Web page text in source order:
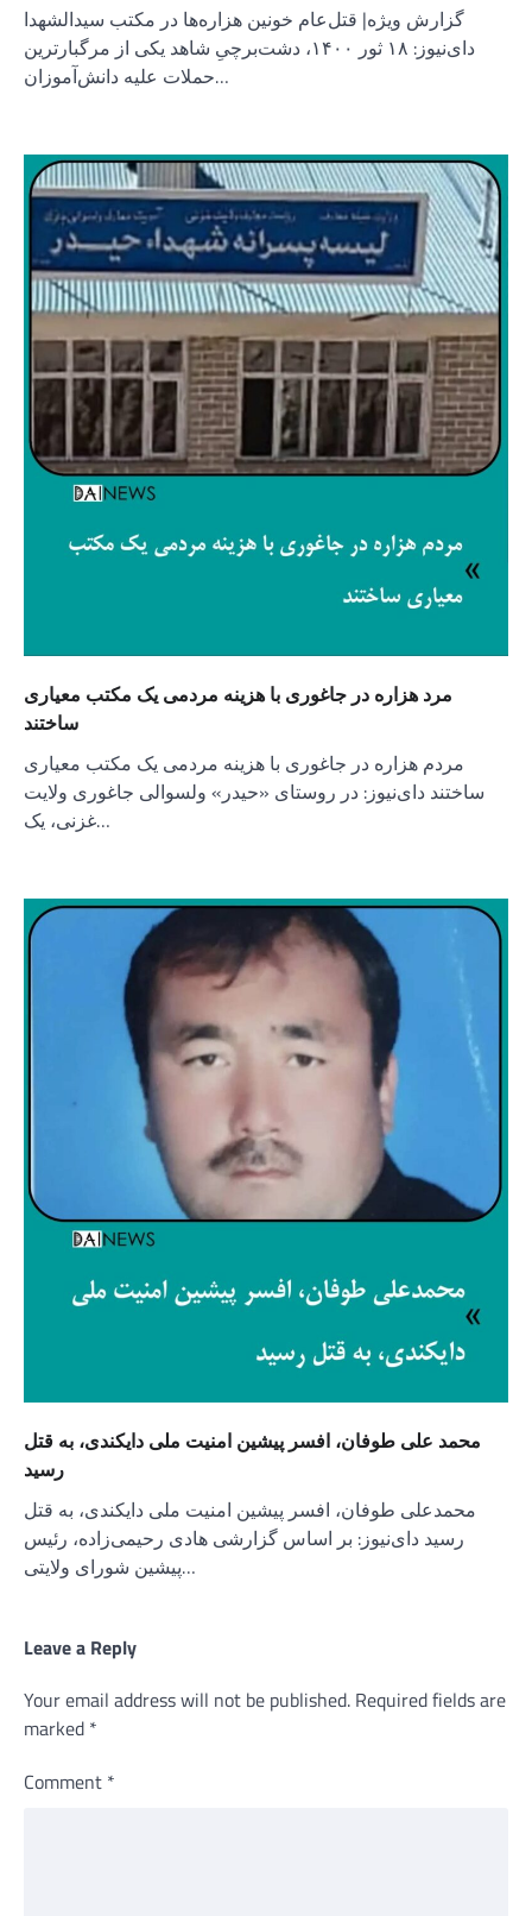
گزارش ویژه| قتل‌عام خونین هزاره‌ها در مکتب سیدالشهدا
دای‌نیوز: ۱۸ ثور ۱۴۰۰، دشت‌برچیِ شاهد یکی از مرگبارترین
حملات علیه دانش‌آموزان…
مرد هزاره در جاغوری با هزینه مردمی یک مکتب معیاری
ساختند
مردم هزاره در جاغوری با هزینه مردمی یک مکتب معیاری
ساختند دای‌نیوز: در روستای «حیدر» ولسوالی جاغوری ولایت
غزنی، یک…
محمد علی طوفان، افسر پیشین امنیت ملی دایکندی، به قتل
رسید
محمدعلی طوفان، افسر پیشین امنیت ملی دایکندی، به قتل
رسید دای‌نیوز: بر اساس گزارشی هادی رحیمی‌زاده، رئیس
پیشین شورای ولایتی…
Leave a Reply
Your email address will not be published. Required fields are
marked *
Comment *